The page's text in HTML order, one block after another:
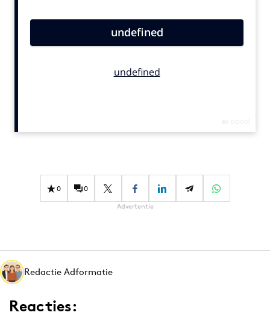
Carriere
Diversiteit
Interne communicatie
Martech
Media
Merkstrategie
0 0
Advertentie
Redactie Adformatie
Reacties: